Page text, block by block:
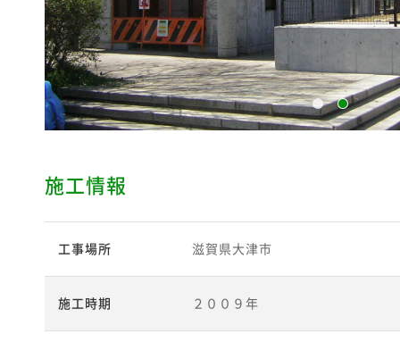
施工情報
工事場所 滋賀県大津市
施工時期 ２００９年